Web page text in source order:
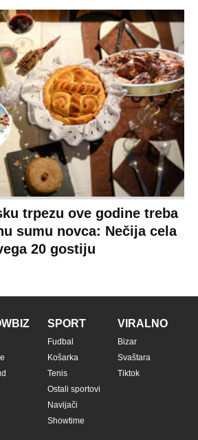
Crna Gora
Makedonija
Auto
Uslovi korišćenja
Politika privatnosti
Privacy policy
Terms of service
Prijatelji sajta
Pratite nas na: